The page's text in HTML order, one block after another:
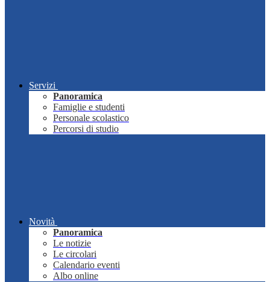
Servizi
Panoramica
Famiglie e studenti
Personale scolastico
Percorsi di studio
Novità
Panoramica
Le notizie
Le circolari
Calendario eventi
Albo online